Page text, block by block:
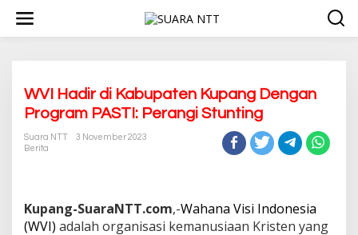
w
WVI Hadir di Kabupaten Kupang Dengan
Program PASTI: Perangi Stunting
Suara NTT
3 November 2023
Berita
Kupang-SuaraNTT.com,-Wahana Visi Indonesia
(WVI) adalah organisasi kemanusiaan Kristen yang